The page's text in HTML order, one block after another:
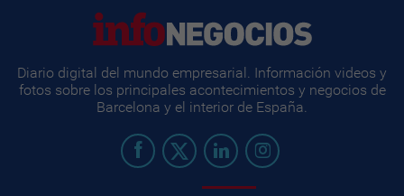
Diario digital del mundo empresarial. Información videos y
fotos sobre los principales acontecimientos y negocios de
Barcelona y el interior de España.